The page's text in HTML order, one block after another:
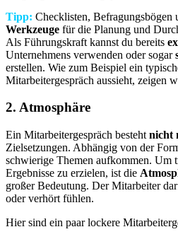
Tipp: Checklisten, Befragungsbögen
Werkzeuge für die Planung und
Als Führungskraft kannst du bereits
Unternehmens verwenden oder sogar
erstellen. Wie zum Beispiel ein
Mitarbeitergespräch aussieht, zeigen
2. Atmosphäre
Ein Mitarbeitergespräch besteht nicht
Zielsetzungen. Abhängig von der
schwierige Themen aufkommen. Um
Ergebnisse zu erzielen, ist die
großer Bedeutung. Der Mitarbeiter
oder verhört fühlen.
Hier sind ein paar lockere